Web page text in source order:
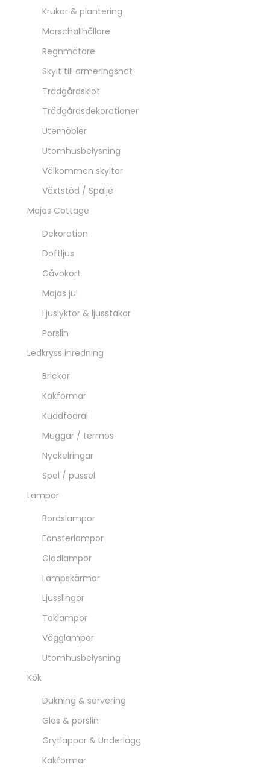
Krukor & plantering
Marschallhållare
Regnmätare
Skylt till armeringsnät
Trädgårdsklot
Trädgårdsdekorationer
Utemöbler
Utomhusbelysning
Välkommen skyltar
Växtstöd / Spaljé
Majas Cottage
Dekoration
Doftljus
Gåvokort
Majas jul
Ljuslyktor & ljusstakar
Porslin
Ledkryss inredning
Brickor
Kakformar
Kuddfodral
Muggar / termos
Nyckelringar
Spel / pussel
Lampor
Bordslampor
Fönsterlampor
Glödlampor
Lampskärmar
Ljusslingor
Taklampor
Vägglampor
Utomhusbelysning
Kök
Dukning & servering
Glas & porslin
Grytlappar & Underlägg
Kakformar